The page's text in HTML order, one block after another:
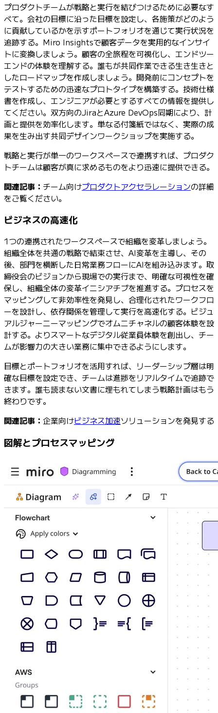
プロダクトチームが戦略と実行を結びつけるために必要なす
べて。会社の目標に沿った目標を設定し、各施策がどのよう
に貢献しているかを示すポートフォリオを通じて実行状況を
追跡する。Miro Insightsで顧客データを実用的なインサイ
トに変換しましょう。顧客の全旅程を可視化し、エンドツー
エンドの体験を理解する。誰もが共同作業できる生き生きと
したロードマップを作成しましょう。開発前にコンセプトを
テストするための迅速なプロトタイプを構築する。技術仕様
書を作成し、エンジニアが必要とするすべての情報を提供し
てください。双方向のJiraとAzure DevOps同期により、計
画と提供を効率化します。単なる付箋紙ではなく、実際の成
果を生み出す共同デザインワークショップを実施する。
戦略と実行が単一のワークスペースで連携すれば、プロダク
トチームは顧客が真に求めるものをより迅速に提供できる。
関連記事： チーム向けプロダクトアクセラレーションの詳細
をご覧ください。
ビジネスの高速化
1つの連携されたワークスペースで組織を変革しましょう。
組織全体を共通の戦略で結束させ、AI変革を主導し、その
後、部門を横断した日常業務フローにAIを組み込みます。取
締役会のビジョンから現場での実行まで、明確な可視性を確
保し、組織全体の変革イニシアチブを推進する。プロセスを
マッピングして非効率性を発見し、合理化されたワークフロ
ーを設計し、依存関係を管理して実行を高速化する。ビジュ
アルジャーニーマッピングでオムニチャネルの顧客体験を設
計する。よりスマートなデジタル従業員体験を創出し、チー
ムが影響力の大きい業務に集中できるようにします。
目標とポートフォリオを活用すれば、リーダーシップ層は明
確な目標を設定でき、チームは進捗をリアルタイムで追跡で
きます。誰も読まない文書に埋もれてしまう戦略計画はもう
終わりです。
関連記事： 企業向けビジネス加速ソリューションを発見する
図解とプロセスマッピング